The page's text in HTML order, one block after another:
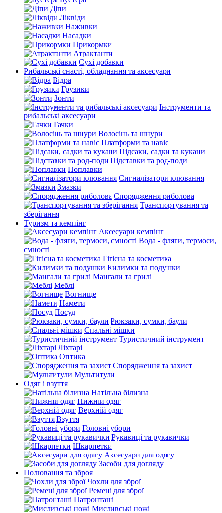
Діпи
Ліквіди
Наживки
Насадки
Прикормки
Атрактанти
Сухі добавки
Рибальські снасті, обладнання та аксесуари
Відра
Грузики
Зонти
Інструменти та
рибальські аксесуари
Гачки
Волосінь та шнури
Платформи та навіс
Підсаки, садки та кукани
Підставки та род-поди
Поплавки
Сигналізатори клювання
Змазки
Спорядження риболова
Транспортування та
зберігання
Туризм та кемпінг
Аксесуари кемпінг
Вода - фляги, термоси,
ємності
Гігієна та косметика
Килимки та подушки
Мангали та грилі
Меблі
Вогнище
Намети
Посуд
Рюкзаки, сумки, баули
Спальні мішки
Туристичний інструмент
Ліхтарі
Оптика
Спорядження та захист
Мультитули
Одяг і взуття
Натільна білизна
Нижній одяг
Верхній одяг
Взуття
Головні убори
Рукавиці та рукавички
Шкарпетки
Аксесуари для одягу
Засоби для догляду
Полювання та зброя
Чохли для зброї
Ремені для зброї
Патронташі
Мисливські ножі